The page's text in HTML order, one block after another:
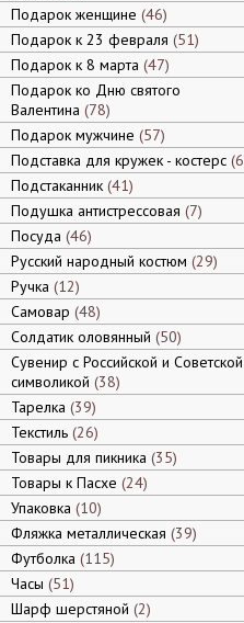
Подарок женщине 46
Подарок к 23 февраля 51
Подарок к 8 марта 47
Подарок ко Дню святого
Валентина 78
Подарок мужчине 57
Подставка для кружек - костерс 6
Подстаканник 41
Подушка антистрессовая 7
Посуда 46
Русский народный костюм 29
Ручка 12
Самовар 48
Солдатик оловянный 50
Сувенир с Российской и Советской
символикой 38
Тарелка 39
Текстиль 26
Товары для пикника 35
Товары к Пасхе 24
Упаковка 10
Фляжка металлическая 39
Футболка 115
Часы 51
Шарф шерстяной 2